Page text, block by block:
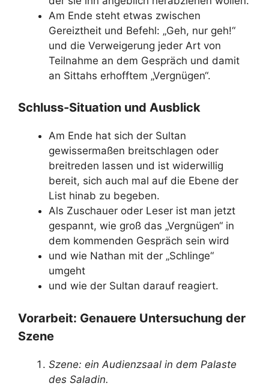
Am Ende steht etwas zwischen
Gereiztheit und Befehl: „Geh, nur geh!“
und die Verweigerung jeder Art von
Teilnahme an dem Gespräch und damit
an Sittahs erhofftem „Vergnügen“.
Schluss-Situation und Ausblick
Am Ende hat sich der Sultan
gewissermaßen breitschlagen oder
breitreden lassen und ist widerwillig
bereit, sich auch mal auf die Ebene der
List hinab zu begeben.
Als Zuschauer oder Leser ist man jetzt
gespannt, wie groß das „Vergnügen“ in
dem kommenden Gespräch sein wird
und wie Nathan mit der „Schlinge“
umgeht
und wie der Sultan darauf reagiert.
Vorarbeit: Genauere Untersuchung der
Szene
Szene: ein Audienzsaal in dem Palaste
des Saladin.